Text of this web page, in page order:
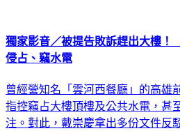
獨家影音／被提告敗訴趕出大樓
侵占、竊水電
曾經營知名「雲河西餐廳」的高雄
指控竊占大樓頂樓及公共水電，甚
注。對此，戴崇慶拿出多份文件反